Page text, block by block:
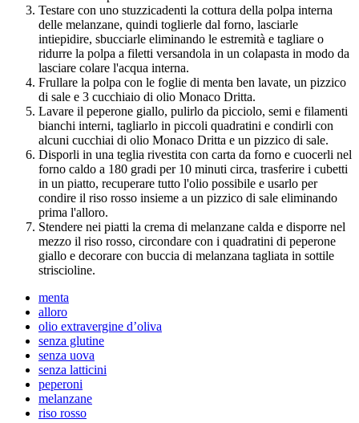
Testare con uno stuzzicadenti la cottura della polpa interna
delle melanzane, quindi toglierle dal forno, lasciarle
intiepidire, sbucciarle eliminando le estremità e tagliare o
ridurre la polpa a filetti versandola in un colapasta in modo da
lasciare colare l'acqua interna.
Frullare la polpa con le foglie di menta ben lavate, un pizzico
di sale e 3 cucchiaio di olio Monaco Dritta.
Lavare il peperone giallo, pulirlo da picciolo, semi e filamenti
bianchi interni, tagliarlo in piccoli quadratini e condirli con
alcuni cucchiai di olio Monaco Dritta e un pizzico di sale.
Disporli in una teglia rivestita con carta da forno e cuocerli nel
forno caldo a 180 gradi per 10 minuti circa, trasferire i cubetti
in un piatto, recuperare tutto l'olio possibile e usarlo per
condire il riso rosso insieme a un pizzico di sale eliminando
prima l'alloro.
Stendere nei piatti la crema di melanzane calda e disporre nel
mezzo il riso rosso, circondare con i quadratini di peperone
giallo e decorare con buccia di melanzana tagliata in sottile
striscioline.
menta
alloro
olio extravergine d’oliva
senza glutine
senza uova
senza latticini
peperoni
melanzane
riso rosso